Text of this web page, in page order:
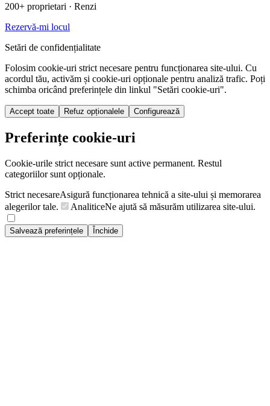
200+ proprietari · Renzi
Rezervă-mi locul
Setări de confidențialitate
Folosim cookie-uri strict necesare pentru funcționarea site-ului. Cu
acordul tău, activăm și cookie-uri opționale pentru analiză trafic. Poți
schimba oricând preferințele din linkul "Setări cookie-uri".
Accept toate Refuz opționalele Configurează
Preferințe cookie-uri
Cookie-urile strict necesare sunt active permanent. Restul
categoriilor sunt opționale.
Strict necesareAsigură funcționarea tehnică a site-ului și memorarea
alegerilor tale.
AnaliticeNe ajută să măsurăm utilizarea site-ului.
Salvează preferințele Închide